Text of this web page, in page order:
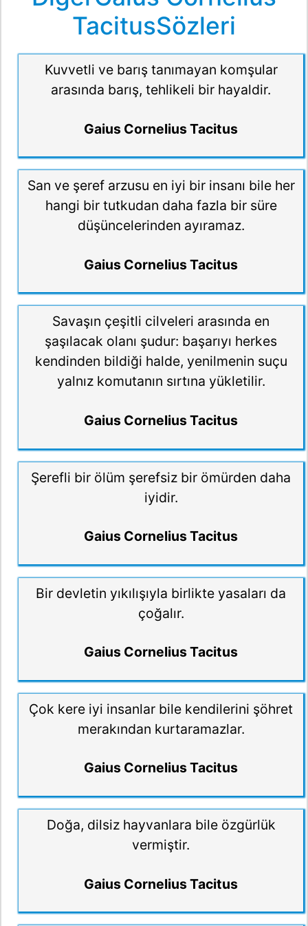
TacitusSözleri
Kuvvetli ve barış tanımayan komşular
arasında barış, tehlikeli bir hayaldir.
Gaius Cornelius Tacitus
San ve şeref arzusu en iyi bir insanı bile her
hangi bir tutkudan daha fazla bir süre
düşüncelerinden ayıramaz.
Gaius Cornelius Tacitus
Savaşın çeşitli cilveleri arasında en
şaşılacak olanı şudur: başarıyı herkes
kendinden bildiği halde, yenilmenin suçu
yalnız komutanın sırtına yükletilir.
Gaius Cornelius Tacitus
Şerefli bir ölüm şerefsiz bir ömürden daha
iyidir.
Gaius Cornelius Tacitus
Bir devletin yıkılışıyla birlikte yasaları da
çoğalır.
Gaius Cornelius Tacitus
Çok kere iyi insanlar bile kendilerini şöhret
merakından kurtaramazlar.
Gaius Cornelius Tacitus
Doğa, dilsiz hayvanlara bile özgürlük
vermiştir.
Gaius Cornelius Tacitus